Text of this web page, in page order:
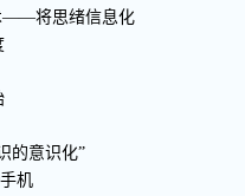
——将思绪信息化
的意识化”
机